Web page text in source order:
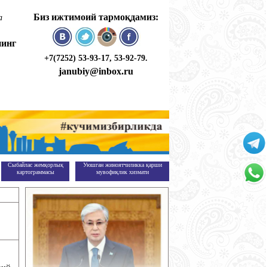
Биз ижтимоий тармоқдамиз:
+7(7252) 53-93-17, 53-92-79.
janubiy@inbox.ru
+
Сыбайлас жемқорлық
картограммасы
Уюшган жиноятчиликка қарши
мувофиқлик хизмати
хизмати